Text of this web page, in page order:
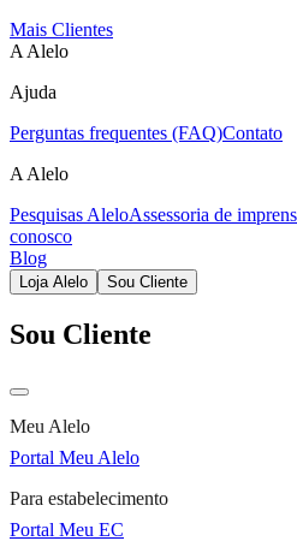
Mais Clientes
A Alelo
Ajuda
Perguntas frequentes (FAQ)Contato
A Alelo
Pesquisas AleloAssessoria de
conosco
Blog
Loja Alelo Sou Cliente
Sou Cliente
Meu Alelo
Portal Meu Alelo
Para estabelecimento
Portal Meu EC